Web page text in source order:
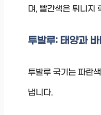
며, 빨간색은 튀니지
투발루: 태양과
투발루 국기는 파란
냅니다.